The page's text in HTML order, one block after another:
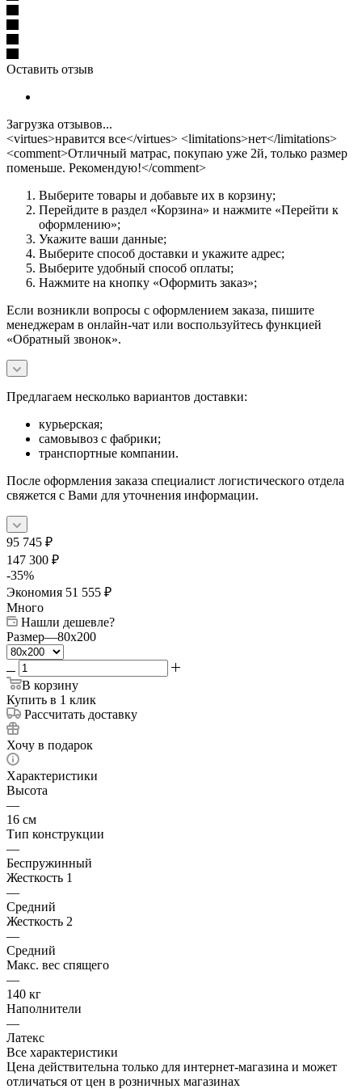
Оставить отзыв
Загрузка отзывов...
<virtues>нравится все</virtues> <limitations>нет</limitations>
<comment>Отличный матрас, покупаю уже 2й, только размер
поменьше. Рекомендую!</comment>
Выберите товары и добавьте их в корзину;
Перейдите в раздел «Корзина» и нажмите «Перейти к
оформлению»;
Укажите ваши данные;
Выберите способ доставки и укажите адрес;
Выберите удобный способ оплаты;
Нажмите на кнопку «Оформить заказ»;
Если возникли вопросы с оформлением заказа, пишите
менеджерам в онлайн-чат или воспользуйтесь функцией
«Обратный звонок».
Предлагаем несколько вариантов доставки:
курьерская;
самовывоз с фабрики;
транспортные компании.
После оформления заказа специалист логистического отдела
свяжется с Вами для уточнения информации.
95 745 ₽
147 300 ₽
-35%
Экономия 51 555 ₽
Много
Нашли дешевле?
Размер—80x200
В корзину
Купить в 1 клик
Рассчитать доставку
Хочу в подарок
Характеристики
Высота
—
16 см
Тип конструкции
—
Беспружинный
Жесткость 1
—
Средний
Жесткость 2
—
Средний
Макс. вес спящего
—
140 кг
Наполнители
—
Латекс
Все характеристики
Цена действительна только для интернет-магазина и может
отличаться от цен в розничных магазинах